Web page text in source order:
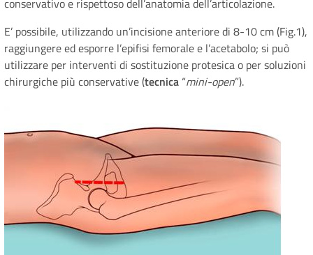
conservativo e rispettoso dell’anatomia dell’articolazione.
E’ possibile, utilizzando un’incisione anteriore di 8-10 cm (Fig.1),
raggiungere ed esporre l’epifisi femorale e l’acetabolo; si può
utilizzare per interventi di sostituzione protesica o per soluzioni
chirurgiche più conservative (tecnica “mini-open”).